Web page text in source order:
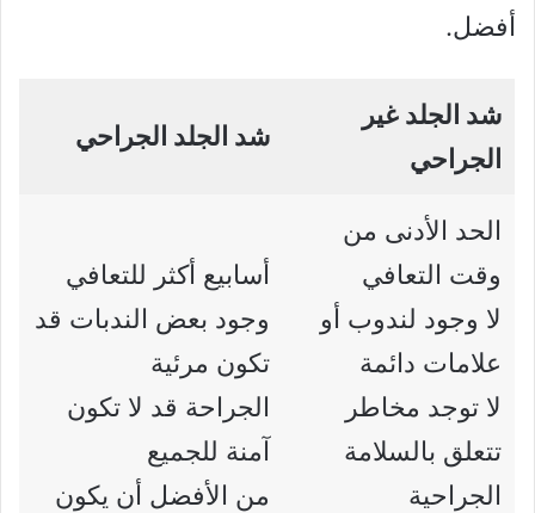
أفضل.
شد الجلد غير
الجراحي
شد الجلد الجراحي
الحد الأدنى من
وقت التعافي
لا وجود لندوب أو
علامات دائمة
لا توجد مخاطر
تتعلق بالسلامة
الجراحية
أسابيع أكثر للتعافي
وجود بعض الندبات قد
تكون مرئية
الجراحة قد لا تكون
آمنة للجميع
من الأفضل أن يكون